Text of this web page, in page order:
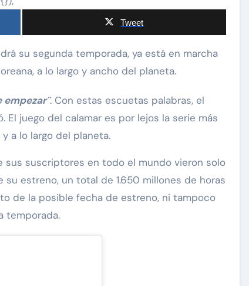
Tweet
su segunda temporada, ya está en marcha
a lo largo y ancho del planeta.
. Con estas escuetas palabras, el
juego del calamar es por lejos la serie más
a lo largo del planeta.
sus suscriptores en todo el mundo vieron solo
estreno, un total de 1.650 millones de horas
de la posible fecha de estreno, ni tampoco
temporada.